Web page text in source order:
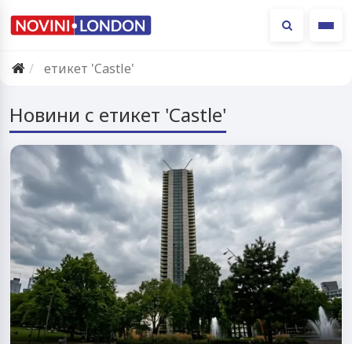
етикет 'Castle'
Новини с етикет 'Castle'